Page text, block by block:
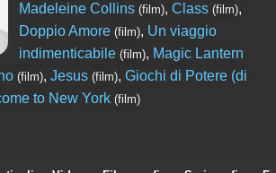
Madeleine Collins (film),Class (film),
Doppio Amore (film), Un viaggio
indimenticabile (film), Magic Lantern
(film), Jesus (film), Giochi di Potere (di
to New York (film)